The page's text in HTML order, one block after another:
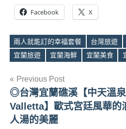
Facebook X
Tags
兩人就能訂的幸福套餐 台灣旅遊
宜蘭旅遊
宜蘭海鮮 宜蘭美食
文
章
導
Previous Post
◎台灣宜蘭礁溪【中天溫
Valletta】歐式宮廷風華的
人湯的美麗